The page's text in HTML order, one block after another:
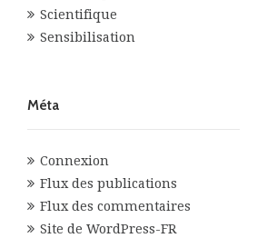
Scientifique
Sensibilisation
Méta
Connexion
Flux des publications
Flux des commentaires
Site de WordPress-FR